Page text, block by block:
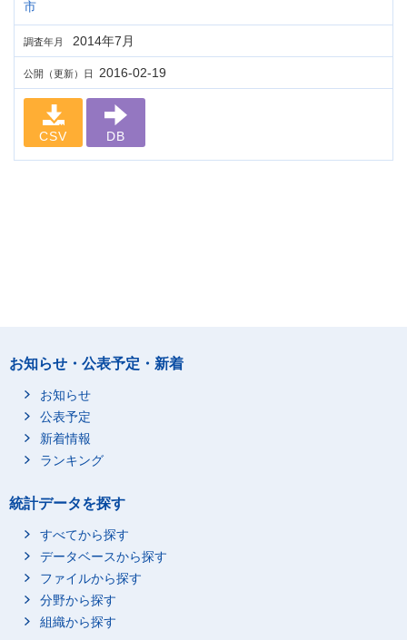
市
調査年月 2014年7月
公開（更新）日 2016-02-19
CSV DB
お知らせ・公表予定・新着
お知らせ
公表予定
新着情報
ランキング
統計データを探す
すべてから探す
データベースから探す
ファイルから探す
分野から探す
組織から探す